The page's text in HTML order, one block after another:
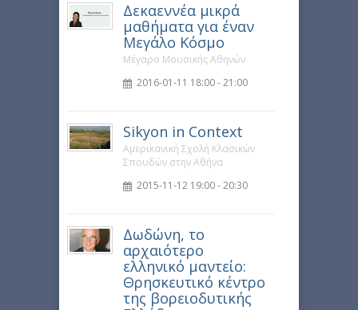
Δεκαεννέα μικρά
μαθήματα για έναν
Μεγάλο Κόσμο
Μέγαρο Μουσικής Αθηνών
2016-01-11 18:00 - 21:00
Sikyon in Context
Αμερικανική Σχολή Κλασικών
Σπουδών στην Αθήνα
2015-11-12 19:00 - 20:30
Δωδώνη, το
αρχαιότερο
ελληνικό μαντείο:
Θρησκευτικό κέντρο
της βορειοδυτικής